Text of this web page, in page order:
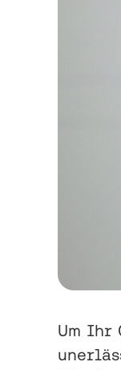
Um Ihr